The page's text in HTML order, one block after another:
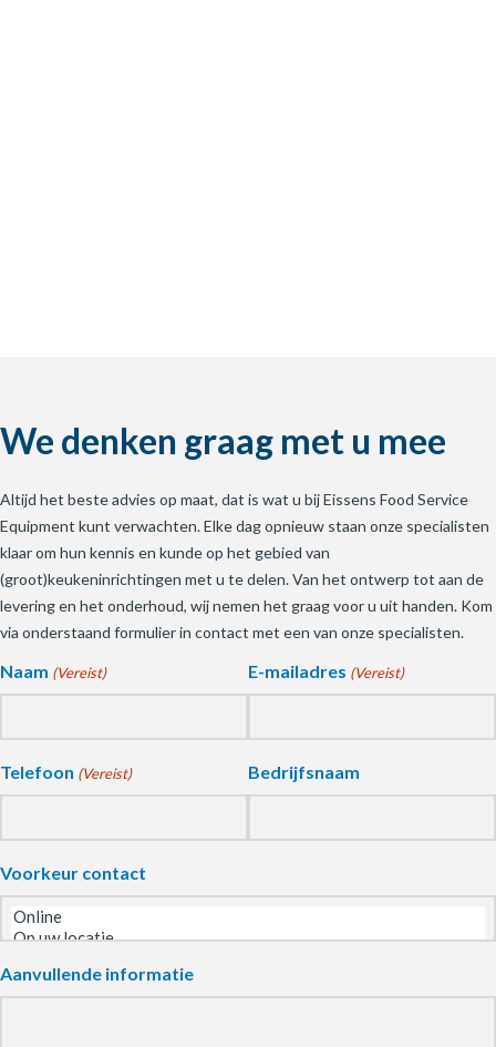
We denken graag met u mee
Altijd het beste advies op maat, dat is wat u bij Eissens Food Service
Equipment kunt verwachten. Elke dag opnieuw staan onze specialisten
klaar om hun kennis en kunde op het gebied van
(groot)keukeninrichtingen met u te delen. Van het ontwerp tot aan de
levering en het onderhoud, wij nemen het graag voor u uit handen. Kom
via onderstaand formulier in contact met een van onze specialisten.
Naam (Vereist) E-mailadres (Vereist)
Telefoon (Vereist) Bedrijfsnaam
Voorkeur contact
Aanvullende informatie